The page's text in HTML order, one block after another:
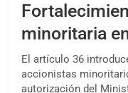
minoritaria
El artículo 36
accionistas
autorización del